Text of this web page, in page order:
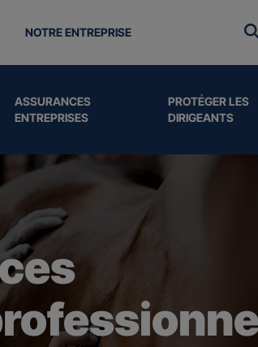
ASSURANCES
ENTREPRISES
PROTÉGER LES
DIRIGEANTS
NOTRE ENTREPRISE